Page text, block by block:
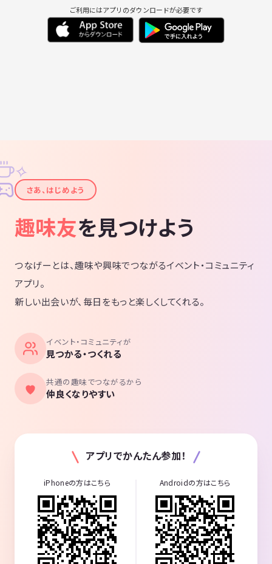
ご利用にはアプリのダウンロードが必要です
✦
✧
さあ、はじめよう
趣味友を見つけよう
つなげーとは、趣味や興味でつながるイベント・コミュニティ
アプリ。
新しい出会いが、毎日をもっと楽しくしてくれる。
イベント・コミュニティが
見つかる・つくれる
共通の趣味でつながるから
仲良くなりやすい
アプリでかんたん参加！
iPhoneの方はこちら Androidの方はこちら